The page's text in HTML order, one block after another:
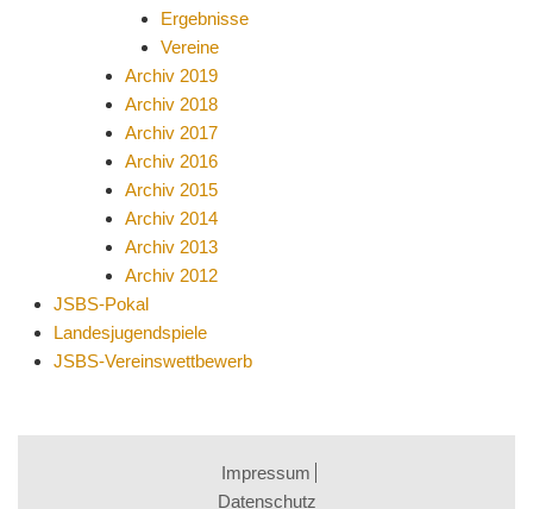
Ergebnisse
Vereine
Archiv 2019
Archiv 2018
Archiv 2017
Archiv 2016
Archiv 2015
Archiv 2014
Archiv 2013
Archiv 2012
JSBS-Pokal
Landesjugendspiele
JSBS-Vereinswettbewerb
Impressum
Datenschutz